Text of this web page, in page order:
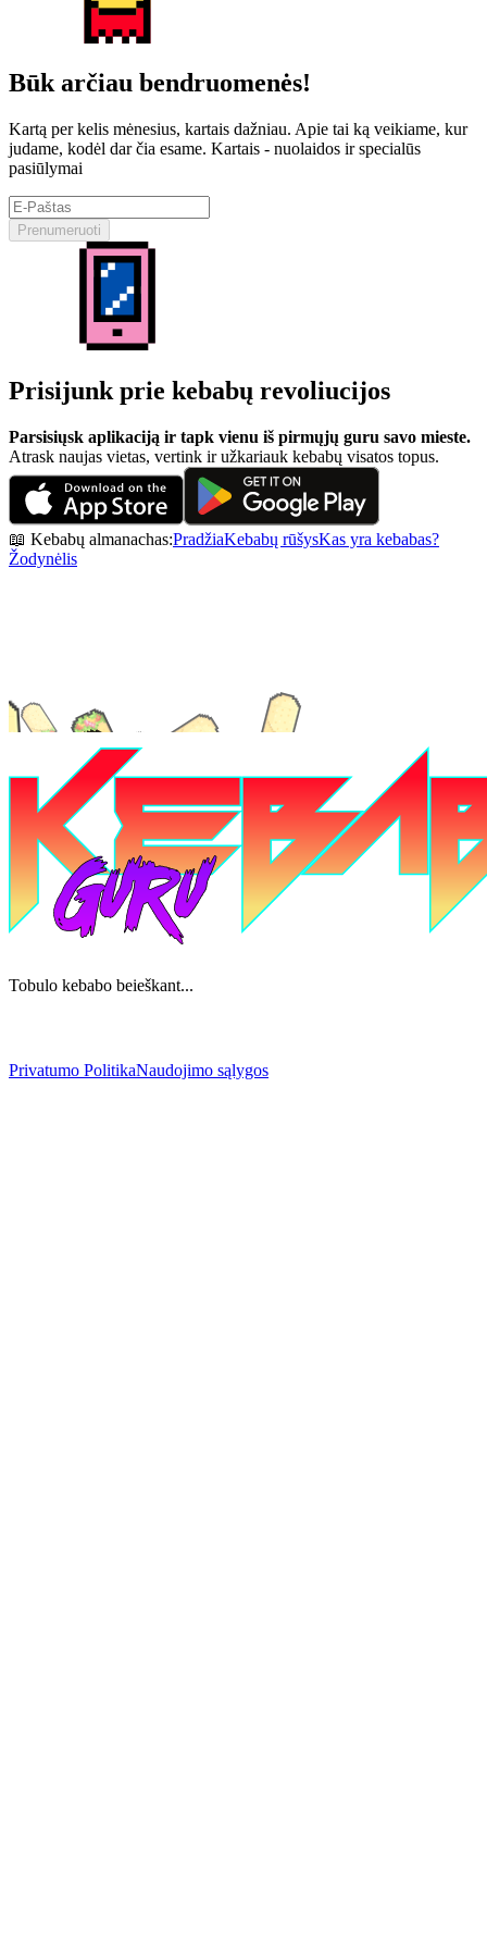
Būk arčiau bendruomenės!
Kartą per kelis mėnesius, kartais dažniau. Apie tai ką veikiame, kur
judame, kodėl dar čia esame. Kartais - nuolaidos ir specialūs
pasiūlymai
Prenumeruoti
Prisijunk prie kebabų revoliucijos
Parsisiųsk aplikaciją ir tapk vienu iš pirmųjų guru savo mieste.
Atrask naujas vietas, vertink ir užkariauk kebabų visatos topus.
📖 Kebabų almanachas:PradžiaKebabų rūšysKas yra kebabas?
Žodynėlis
Tobulo kebabo beieškant...
Privatumo PolitikaNaudojimo sąlygos